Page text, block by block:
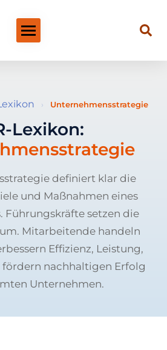
› Unternehmensstrategie
Lexikon:
definiert klar die
und Maßnahmen eines
Führungskräfte setzen die
Mitarbeitende handeln
Effizienz, Leistung,
nachhaltigen Erfolg
Unternehmen.